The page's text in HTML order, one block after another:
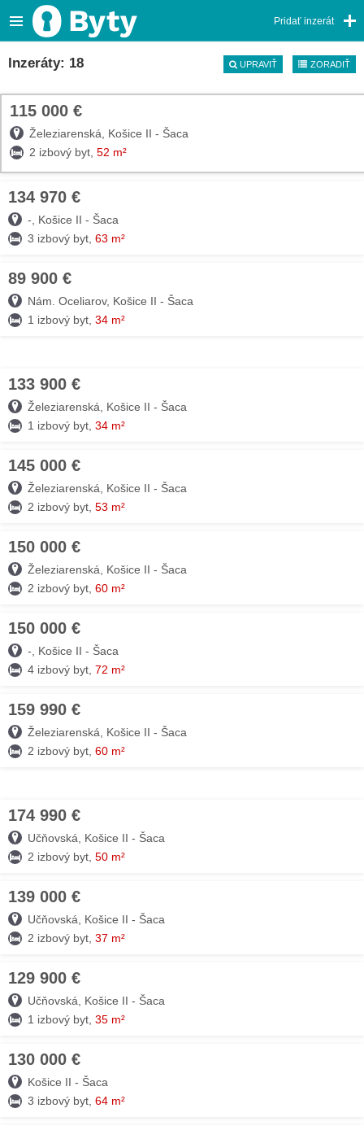
Pridať inzerát
Inzeráty: 18 UPRAVIŤ ZORADIŤ
TOP
115 000 €
Železiarenská, Košice II - Šaca
2 izbový byt, 52 m²
TOP
134 970 €
-, Košice II - Šaca
3 izbový byt, 63 m²
TOP
89 900 €
Nám. Oceliarov, Košice II - Šaca
1 izbový byt, 34 m²
133 900 €
Železiarenská, Košice II - Šaca
1 izbový byt, 34 m²
145 000 €
Železiarenská, Košice II - Šaca
2 izbový byt, 53 m²
150 000 €
Železiarenská, Košice II - Šaca
2 izbový byt, 60 m²
150 000 €
-, Košice II - Šaca
4 izbový byt, 72 m²
159 990 €
Železiarenská, Košice II - Šaca
2 izbový byt, 60 m²
174 990 €
Učňovská, Košice II - Šaca
2 izbový byt, 50 m²
139 000 €
Učňovská, Košice II - Šaca
2 izbový byt, 37 m²
129 900 €
Učňovská, Košice II - Šaca
1 izbový byt, 35 m²
130 000 €
Košice II - Šaca
3 izbový byt, 64 m²